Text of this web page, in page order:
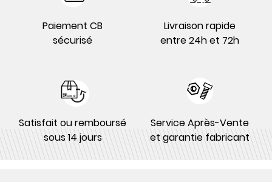
Paiement CB
sécurisé
Livraison rapide
entre 24h et 72h
Satisfait ou remboursé
sous 14 jours
Service Après-Vente
et garantie fabricant